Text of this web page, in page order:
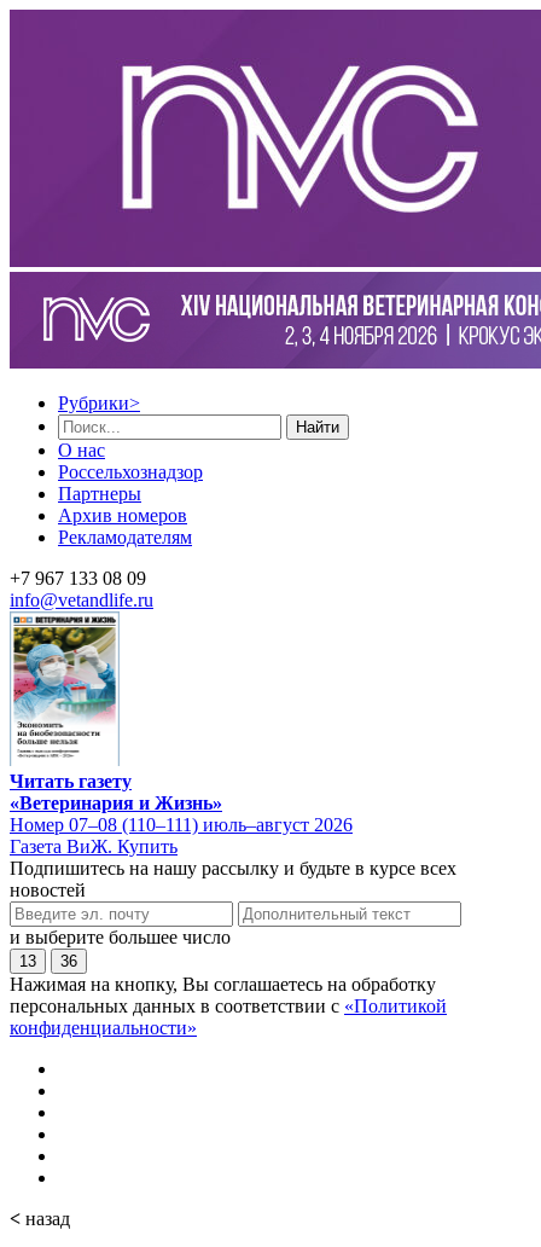
Рубрики>
Найти
О нас
Россельхознадзор
Партнеры
Архив номеров
Рекламодателям
+7 967 133 08 09
info@vetandlife.ru
Читать газету
«Ветеринария и Жизнь»
Номер 07–08 (110–111) июль–август 2026
Газета ВиЖ. Купить
Подпишитесь на нашу рассылку и будьте в курсе всех
новостей
и выберите большее число
13 36
Нажимая на кнопку, Вы соглашаетесь на обработку
персональных данных в соответствии с «Политикой
конфиденциальности»
< назад